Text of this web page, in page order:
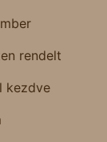
rendelt
kezdve